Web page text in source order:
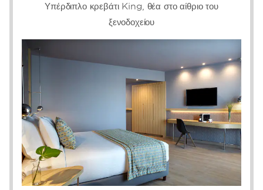
Υπέρδιπλο κρεβάτι King, θέα στο αίθριο του
ξενοδοχείου